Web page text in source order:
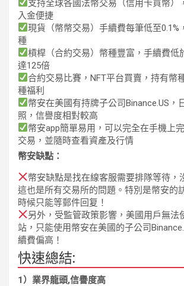
支持全球各國法幣交易（信用卡買幣）
入金便捷
現貨（幣幣交易）手續費每筆低至0.1%
種
槓桿（合約交易）幣種豐富，手續費低
達125倍
合約交易比賽，NFT平台買賣，持有幣
種福利
幣安在美國有持牌子公司Binance.US，
照，信譽度相對較高
幣安app簡單易用，可以完全在手機上
交易，並隨時查看資產及行情
幣安缺點：
幣安缺點是找在線客服需要排隊等待，
這也是所有交易所的問題。特別是幣安的
時候只能等郵件回复！
另外，受監管政策影響，美國用戶無法
站，只能使用幣安在美國的子公司
續費偏高！
快速總結:
1）業界龍頭,信譽度高